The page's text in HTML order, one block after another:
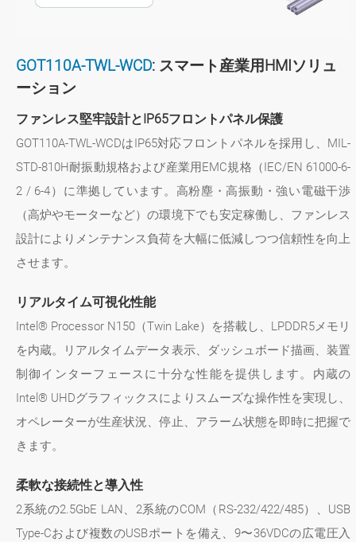
GOT110A-TWL-WCD: スマート産業用HMIソリュ
ーション
ファンレス堅牢設計とIP65フロントパネル保護
GOT110A-TWL-WCDはIP65対応フロントパネルを採用し、MIL-
STD-810H耐振動規格および産業用EMC規格（IEC/EN 61000-6-
2 / 6-4）に準拠しています。高粉塵・高振動・強い電磁干渉
（高炉やモーターなど）の環境下でも安定稼働し、ファンレス
設計によりメンテナンス負荷を大幅に低減しつつ信頼性を向上
させます。
リアルタイム可視化性能
Intel® Processor N150（Twin Lake）を搭載し、LPDDR5メモリ
を内蔵。リアルタイムデータ表示、ダッシュボード描画、装置
制御インターフェースに十分な性能を提供します。内蔵の
Intel® UHDグラフィックスによりスムーズな操作性を実現し、
オペレーターが生産状況、停止、アラーム状態を即時に把握で
きます。
柔軟な接続性と導入性
2系統の2.5GbE LAN、2系統のCOM（RS-232/422/485）、USB
Type-Cおよび複数のUSBポートを備え、9〜36VDCの広電圧入